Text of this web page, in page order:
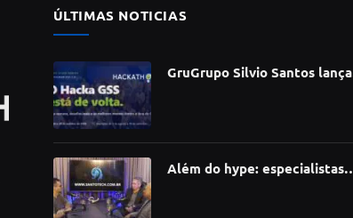
ÚLTIMAS NOTICIAS
GruGrupo Silvio Santos lança
Além do hype: especialistas